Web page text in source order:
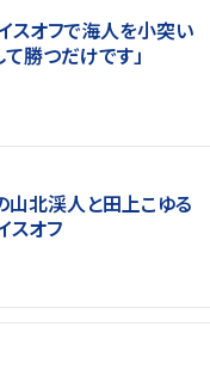
スオフで海人を小突い
勝つだけです」
山北渓人と田上こゆる
スオフ